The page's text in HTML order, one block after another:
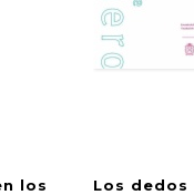
los
Los dedos